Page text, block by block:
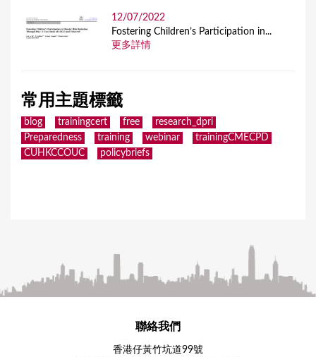
12/07/2022
Fostering Children’s Participation in...
更多詳情
常用主題標籤
blog trainingcert free
research_dpri
Preparedness
training webinar
trainingCMECPD
CUHKCCOUC
policybriefs
聯絡我們
香港仔黃竹坑道99號